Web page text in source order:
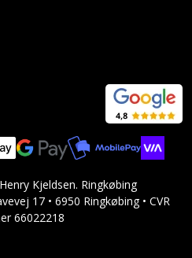
Kjeldsen. Ringkøbing
17 • 6950 Ringkøbing • CVR
66022218